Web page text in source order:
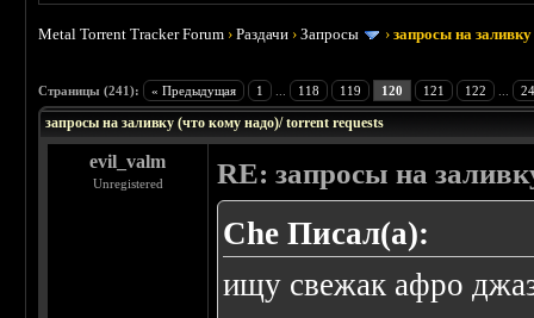
Metal Torrent Tracker Forum ›Раздачи ›Запросы ›запросы на
Страницы (241): « Предыдущая 1 118 119 120 121 122
запросы на заливку (что кому надо)/ torrent requests
evil_valm
Unregistered RE: запросы на
Che Писал(а):
ищу свежак афро